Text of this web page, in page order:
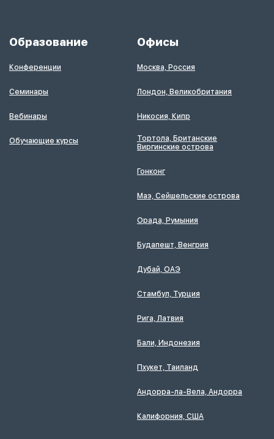
Образование
Конференции
Семинары
Вебинары
Обучающие курсы
Офисы
Москва, Россия
Лондон, Великобритания
Никосия, Кипр
Тортола, Британские
Виргинские острова
Гонконг
Маэ, Сейшельские острова
Орада, Румыния
Будапешт, Венгрия
Дубай, ОАЭ
Стамбул, Турция
Рига, Латвия
Бали, Индонезия
Пхукет, Таиланд
Андорра-ла-Вела, Андорра
Калифорния, США